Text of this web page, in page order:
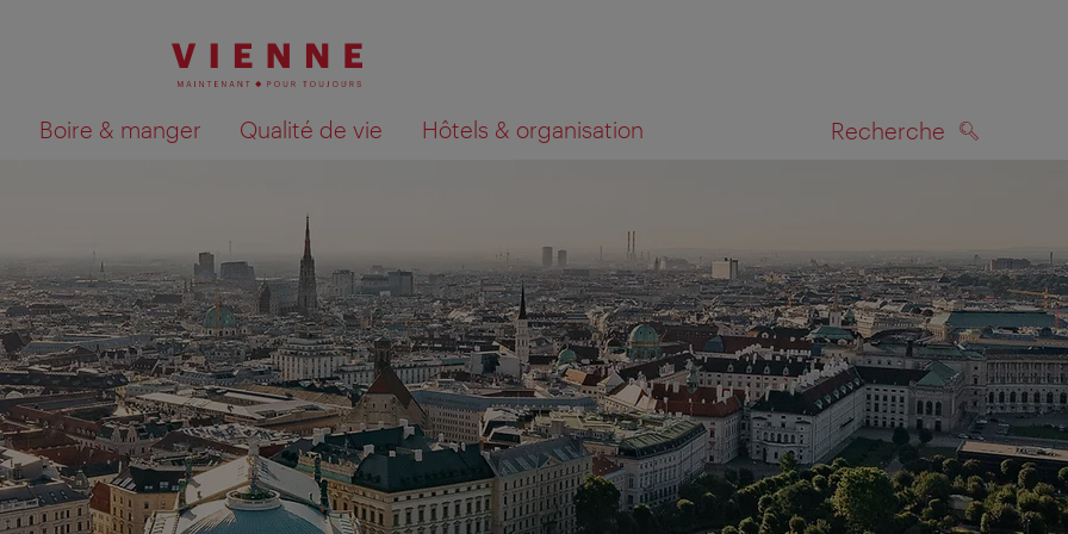
Boire & manger Qualité de vie Hôtels & organisation Recherche